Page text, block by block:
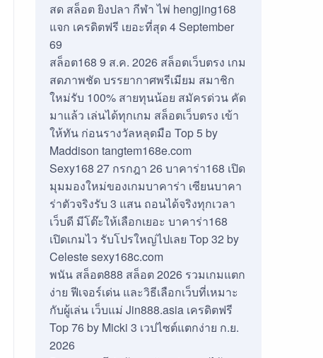
สด สล็อต ยิงปลา กีฬา ไพ่ hengjing168
แจก เครดิตฟรี เยอะที่สุด 4 September
69
สล็อต168 9 ส.ค. 2026 สล็อตเว็บตรง เกม
สดภาพชัด บรรยากาศพรีเมียม สมาชิก
ใหม่รับ 100% สายทุนน้อย สมัครด่วน คัด
มาแล้ว เล่นได้ทุกเกม สล็อตเว็บตรง เข้า
ให้ทัน ก่อนรางวัลหลุดมือ Top 5 by
Maddison tangtem168e.com
Sexy168 27 กรกฎา 26 บาคาร่า168 เปิด
มุมมองใหม่ของเกมบาคาร่า เซียนบาคา
ร่าตัวจริงรับ 3 แสน ถอนได้จริงทุกเวลา
เว็บดี มีโต๊ะให้เลือกเยอะ บาคาร่า168
เปิดเกมไว รับโปรใหญ่ไปเลย Top 32 by
Celeste sexy168c.com
พนัน สล็อต888 สล็อต 2026 รวมเกมแตก
ง่าย ฟีเจอร์เด่น และวิธีเลือกเว็บที่เหมาะ
กับผู้เล่น เว็บแม่ Jin888.asia เครดิตฟรี
Top 76 by Micki 3 เวปไซต์แตกง่าย ก.ย.
2026